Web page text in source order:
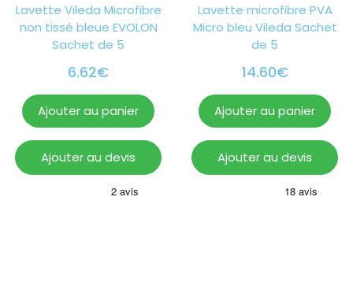
Lavette Vileda Microfibre
non tissé bleue EVOLON
Sachet de 5
6.62€
Ajouter au panier
Ajouter au devis
Lavette microfibre PVA
Micro bleu Vileda Sachet
de 5
14.60€
Ajouter au panier
Ajouter au devis